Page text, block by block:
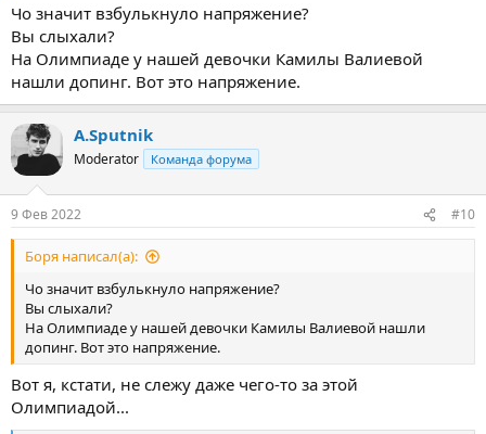
Чо значит взбулькнуло напряжение?
Вы слыхали?
На Олимпиаде у нашей девочки Камилы Валиевой
нашли допинг. Вот это напряжение.
A.Sputnik
Moderator Команда форума
9 Фев 2022 #10
Боря написал(а):
Чо значит взбулькнуло напряжение?
Вы слыхали?
На Олимпиаде у нашей девочки Камилы Валиевой нашли
допинг. Вот это напряжение.
Вот я, кстати, не слежу даже чего-то за этой
Олимпиадой...